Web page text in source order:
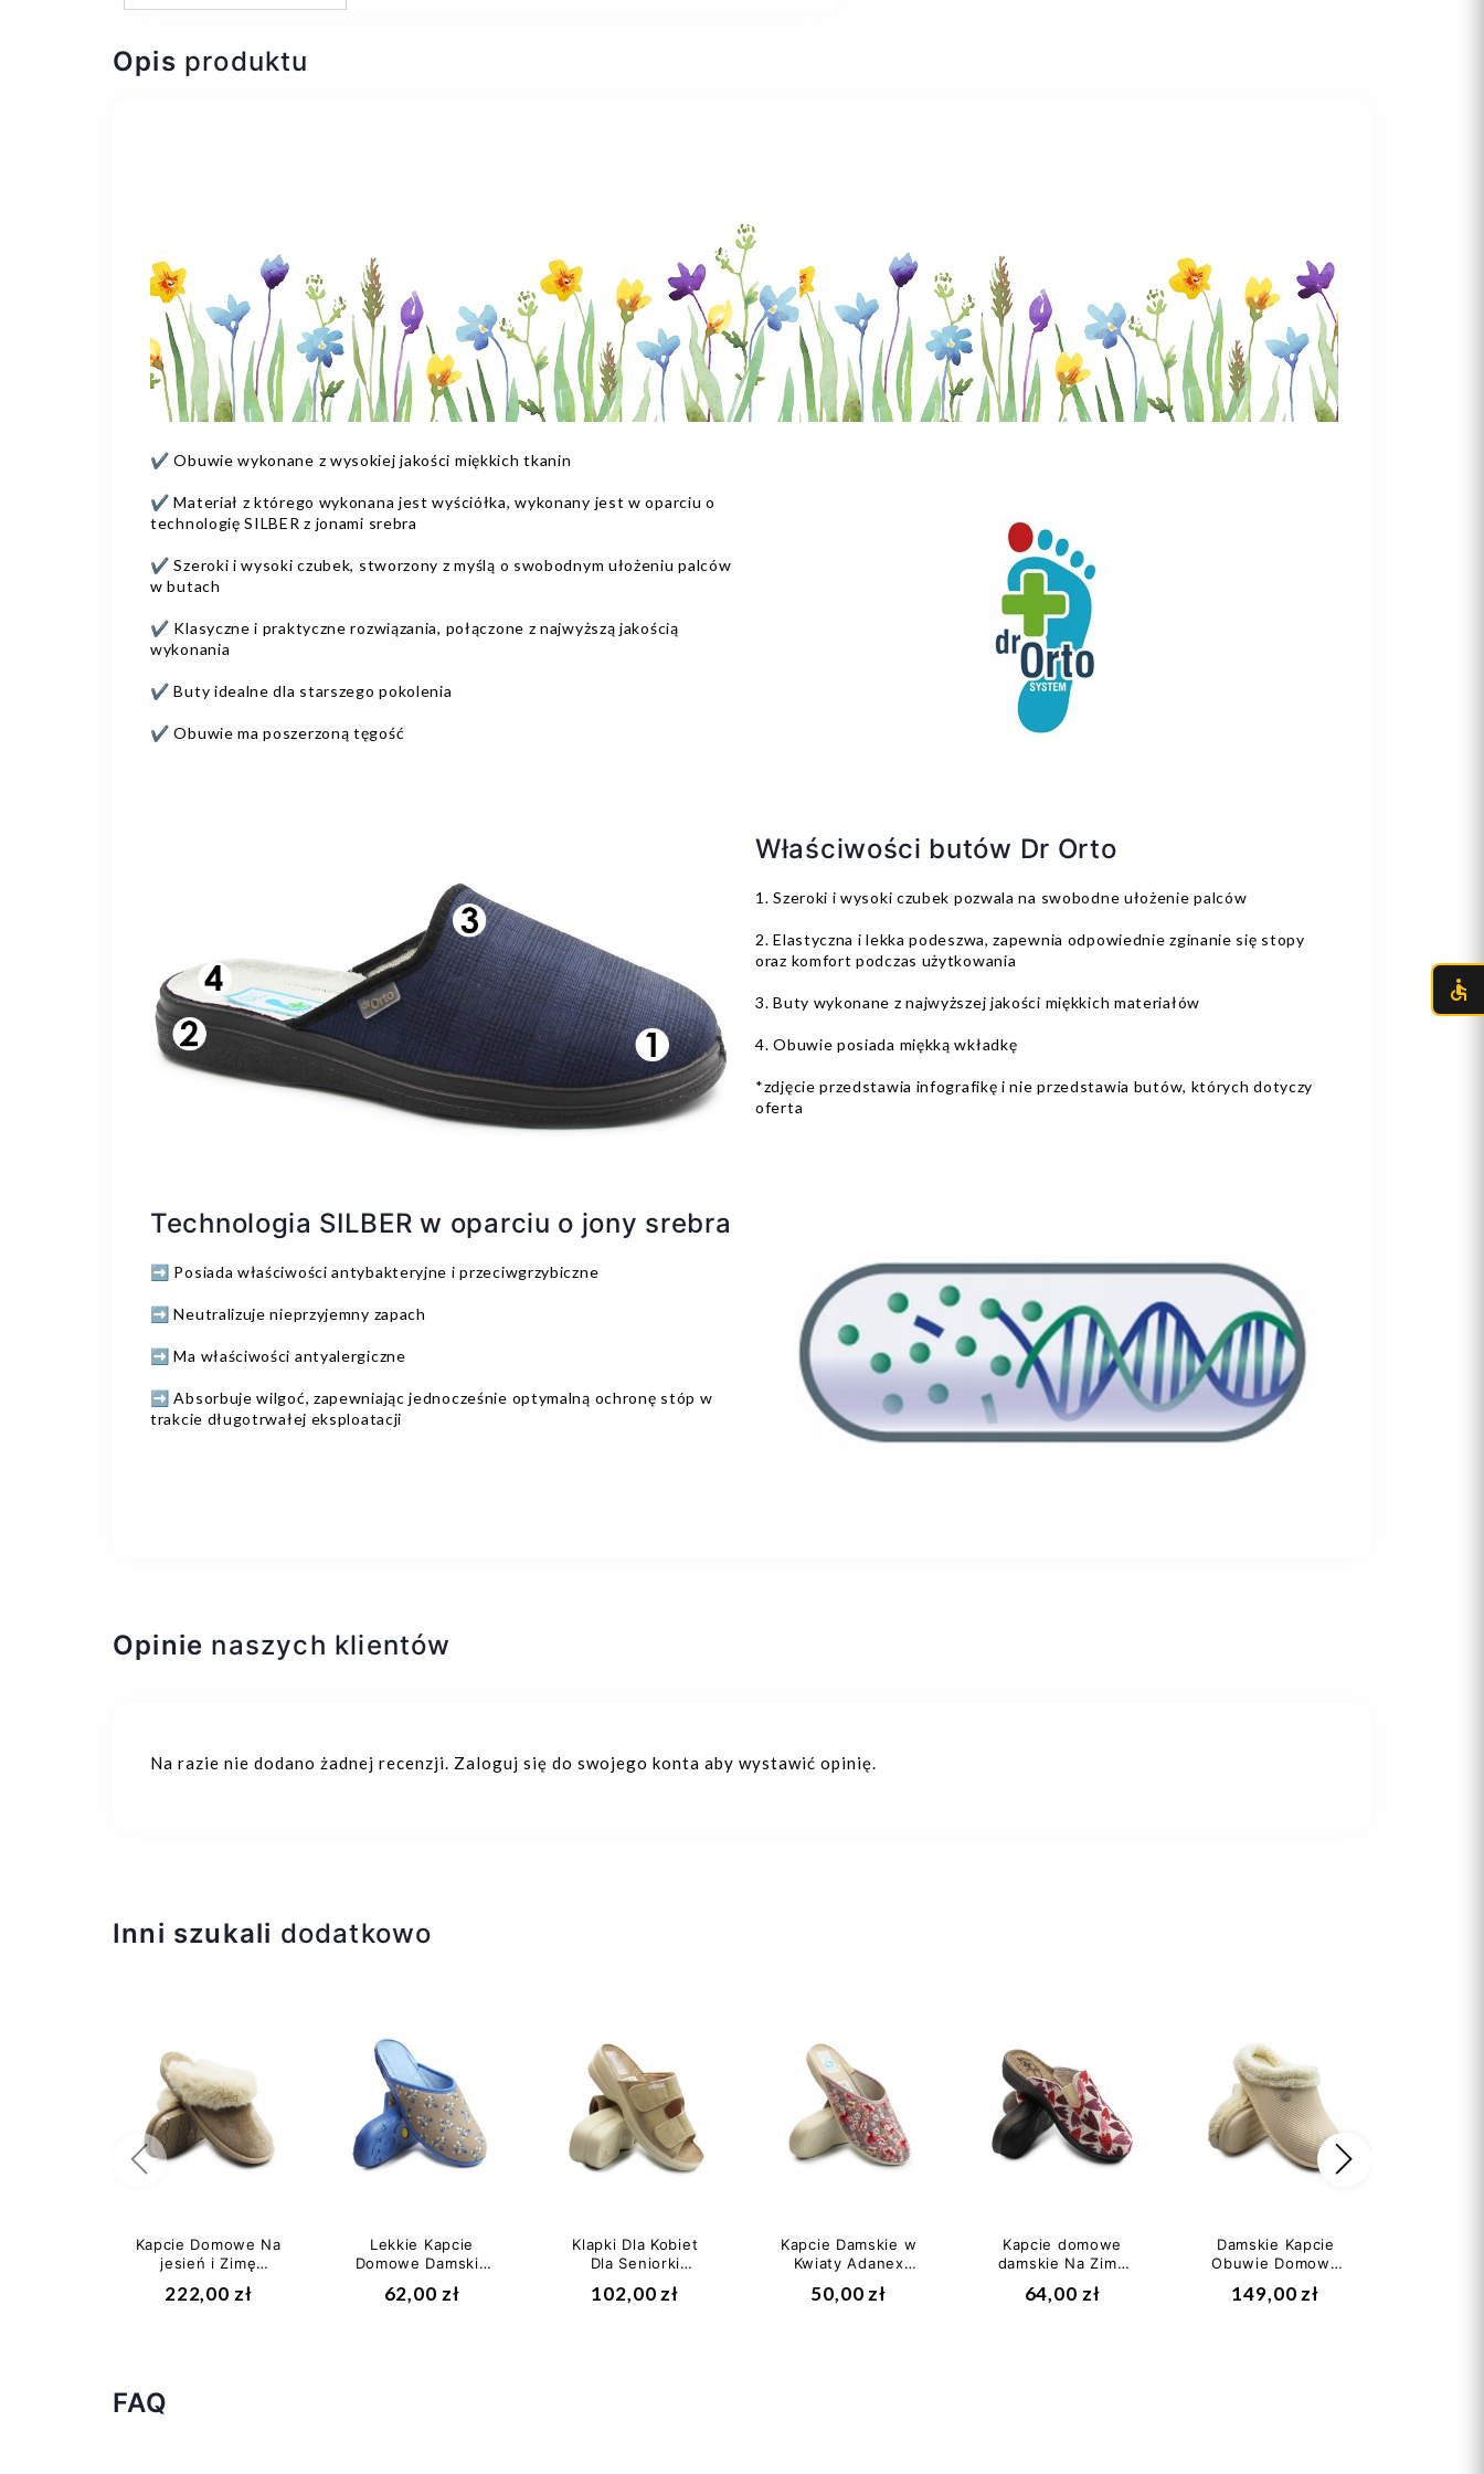
Opis produktu
✔️ Obuwie wykonane z wysokiej jakości miękkich tkanin
✔️ Materiał z którego wykonana jest wyściółka, wykonany jest w oparciu o
technologię SILBER z jonami srebra
✔️ Szeroki i wysoki czubek, stworzony z myślą o swobodnym ułożeniu palców
w butach
✔️ Klasyczne i praktyczne rozwiązania, połączone z najwyższą jakością
wykonania
✔️ Buty idealne dla starszego pokolenia
✔️ Obuwie ma poszerzoną tęgość
Właściwości butów Dr Orto
1. Szeroki i wysoki czubek pozwala na swobodne ułożenie palców
2. Elastyczna i lekka podeszwa, zapewnia odpowiednie zginanie się stopy
oraz komfort podczas użytkowania
3. Buty wykonane z najwyższej jakości miękkich materiałów
4. Obuwie posiada miękką wkładkę
*zdjęcie przedstawia infografikę i nie przedstawia butów, których dotyczy
oferta
Technologia SILBER w oparciu o jony srebra
➡️ Posiada właściwości antybakteryjne i przeciwgrzybiczne
➡️ Neutralizuje nieprzyjemny zapach
➡️ Ma właściwości antyalergiczne
➡️ Absorbuje wilgoć, zapewniając jednocześnie optymalną ochronę stóp w
trakcie długotrwałej eksploatacji
Opinie naszych klientów
Na razie nie dodano żadnej recenzji. Zaloguj się do swojego konta aby wystawić opinię.
Inni szukali dodatkowo
Kapcie Domowe Na
jesień i Zimę
Damskie Scholl
BRIENNE MED...
222,00 zł
Lekkie Kapcie
Domowe Damskie
w Kwiaty Befado
235 D197
62,00 zł
Klapki Dla Kobiet
Dla Seniorki
Beżowe Adanex
26184
102,00 zł
Kapcie Damskie w
Kwiaty Adanex
50,00 zł
Kapcie domowe
damskie Na Zimę
Prezent Dr Orto
Inblu 136 d 003
64,00 zł
Damskie Kapcie
Obuwie Domowe
Scholl NEEVA MED
MF317553682
149,00 zł
Poprzedni
FAQ